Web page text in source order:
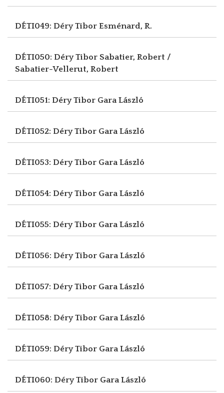
DÉTI049: Déry Tibor Esménard, R.
DÉTI050: Déry Tibor Sabatier, Robert /
Sabatier-Vellerut, Robert
DÉTI051: Déry Tibor Gara László
DÉTI052: Déry Tibor Gara László
DÉTI053: Déry Tibor Gara László
DÉTI054: Déry Tibor Gara László
DÉTI055: Déry Tibor Gara László
DÉTI056: Déry Tibor Gara László
DÉTI057: Déry Tibor Gara László
DÉTI058: Déry Tibor Gara László
DÉTI059: Déry Tibor Gara László
DÉTI060: Déry Tibor Gara László